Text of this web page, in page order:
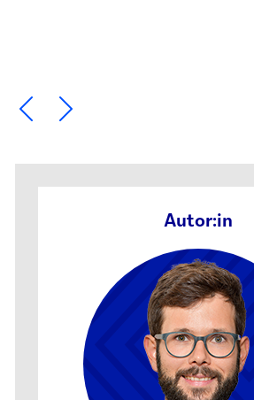
Ein Element zurück blättern
Ein Element weiter blättern
Autor:in